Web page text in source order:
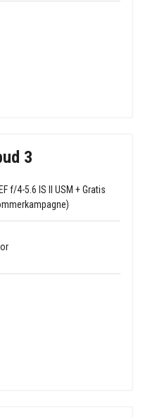
3
f/4-5.6 IS II USM + Gratis